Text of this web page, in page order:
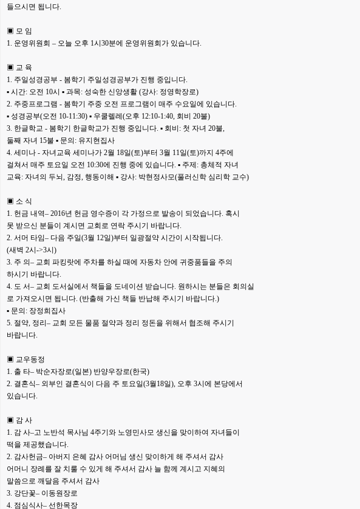
들으시면 됩니다.
▣ 모 임
1. 운영위원회 – 오늘 오후 1시30분에 운영위원회가 있습니다.
▣ 교 육
1. 주일성경공부 - 봄학기 주일성경공부가 진행 중입니다.
▪ 시간: 오전 10시 ▪ 과목: 성숙한 신앙생활 (강사: 정영학장로)
2. 주중프로그램 - 봄학기 주중 오전 프로그램이 매주 수요일에 있습니다.
▪ 성경공부(오전 10-11:30) ▪ 우쿨렐레(오후 12:10-1:40, 회비 20불)
3. 한글학교 - 봄학기 한글학교가 진행 중입니다. ▪ 회비: 첫 자녀 20불,
둘째 자녀 15불 ▪ 문의: 유지현집사
4. 세미나 - 자녀교육 세미나가 2월 18일(토)부터 3월 11일(토)까지 4주에
걸쳐서 매주 토요일 오전 10:30에 진행 중에 있습니다. ▪ 주제: 총체적 자녀
교육: 자녀의 두뇌, 감정, 행동이해 ▪ 강사: 박현정사모(풀러신학 심리학 교수)
▣ 소 식
1. 헌금 내역– 2016년 헌금 영수증이 각 가정으로 발송이 되었습니다. 혹시
못 받으신 분들이 계시면 교회로 연락 주시기 바랍니다.
2. 서머 타임– 다음 주일(3월 12일)부터 일광절약 시간이 시작됩니다.
(새벽 2시->3시)
3. 주 의– 교회 파킹랏에 주차를 하실 때에 자동차 안에 귀중품들을 주의
하시기 바랍니다.
4. 도 서– 교회 도서실에서 책들을 도네이션 받습니다. 원하시는 분들은 회의실
로 가져오시면 됩니다. (반출해 가신 책들 반납해 주시기 바랍니다.)
▪ 문의: 장정희집사
5. 절약, 정리– 교회 모든 물품 절약과 정리 정돈을 위해서 협조해 주시기
바랍니다.
▣ 교우동정
1. 출 타– 박순자장로(일본) 반양우장로(한국)
2. 결혼식– 외부인 결혼식이 다음 주 토요일(3월18일), 오후 3시에 본당에서
있습니다.
▣ 감 사
1. 감 사–고 노반석 목사님 4주기와 노영민사모 생신을 맞이하여 자녀들이
떡을 제공했습니다.
2. 감사헌금– 아버지 은혜 감사 어머님 생신 맞이하게 해 주셔서 감사
어머니 장례를 잘 치룰 수 있게 해 주셔서 감사 늘 함께 계시고 지혜의
말씀으로 깨달음 주셔서 감사
3. 강단꽃– 이동원장로
4. 점심식사– 선한목장